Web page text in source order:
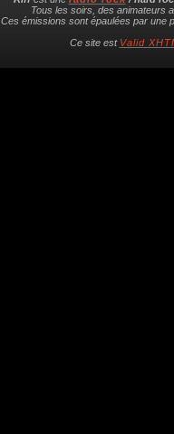
Tous les soirs, des animateurs
Ces émissions sont épaulées par une
Ce site est Valid